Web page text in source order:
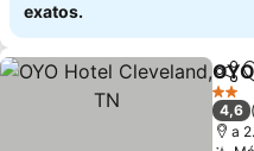
exatos.
2
4,6
a